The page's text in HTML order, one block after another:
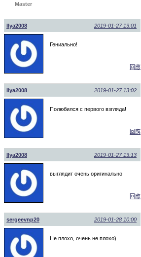
Master
Ilya2008 2019-01-27 13:01
Гениально!
回應
Ilya2008 2019-01-27 13:02
Полюбился с первого взгляда!
回應
Ilya2008 2019-01-27 13:13
выглядит очень оригинально
回應
sergeevnp20 2019-01-28 10:00
Не плохо, очень не плохо)